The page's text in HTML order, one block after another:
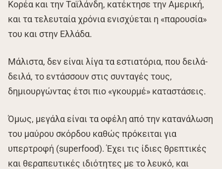
Κορέα και την Ταϊλάνδη, κατέκτησε την Αμερική,
και τα τελευταία χρόνια ενισχύεται η «παρουσία»
του και στην Ελλάδα.
Μάλιστα, δεν είναι λίγα τα εστιατόρια, που δειλά-
δειλά, το εντάσσουν στις συνταγές τους,
δημιουργώντας έτσι πιο «γκουρμέ» καταστάσεις.
Όμως, μεγάλα είναι τα οφέλη από την κατανάλωση
του μαύρου σκόρδου καθώς πρόκειται για
υπερτροφή (superfood). Έχει τις ίδιες θρεπτικές
και θεραπευτικές ιδιότητες με το λευκό, και